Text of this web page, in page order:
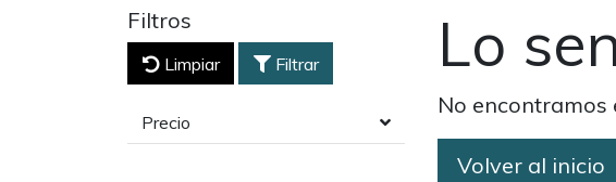
Filtros
Limpiar Filtrar
Precio
Lo
No encontramos
Volver al inicio